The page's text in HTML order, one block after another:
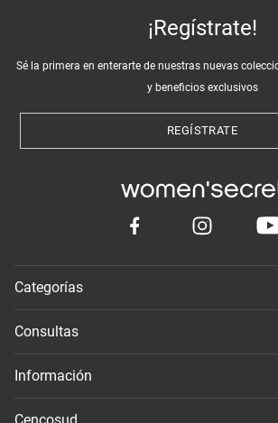
¡Regístrate!
Sé la primera en enterarte de nuestras nuevas
y beneficios exclusivos
REGÍSTRATE
Categorías
Consultas
Información
Cencosud